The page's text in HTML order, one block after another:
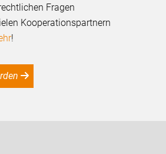
Fragen
Kooperationspartnern
!